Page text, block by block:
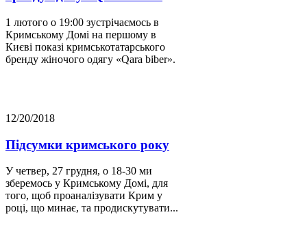
1 лютого о 19:00 зустрічаємось в
Кримському Домі на першому в
Києві показі кримськотатарського
бренду жіночого одягу «Qara biber».
12/20/2018
Підсумки кримського року
У четвер, 27 грудня, о 18-30 ми
зберемось у Кримському Домі, для
того, щоб проаналізувати Крим у
році, що минає, та продискутувати...